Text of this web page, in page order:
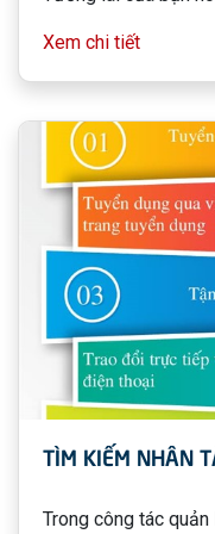
lai đó. Một lựa chọn
công của bạn, thậm
Xem chi tiết
TÌM KIẾM NHÂN
Trong công tác